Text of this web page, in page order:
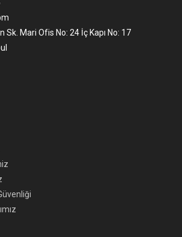
Sk. Mari Ofis No: 24 İç Kapı No: 17